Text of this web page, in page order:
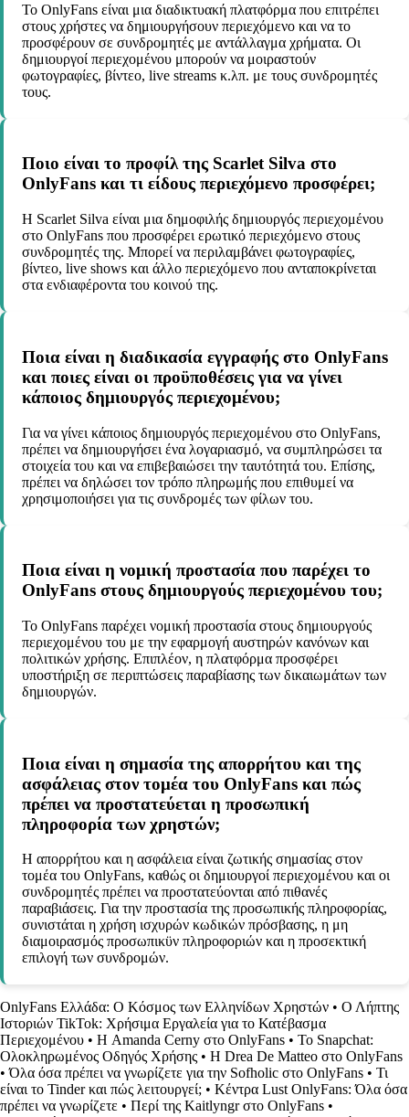
Το OnlyFans είναι μια διαδικτυακή πλατφόρμα που επιτρέπει
στους χρήστες να δημιουργήσουν περιεχόμενο και να το
προσφέρουν σε συνδρομητές με αντάλλαγμα χρήματα. Οι
δημιουργοί περιεχομένου μπορούν να μοιραστούν
φωτογραφίες, βίντεο, live streams κ.λπ. με τους συνδρομητές
τους.
Ποιο είναι το προφίλ της Scarlet Silva στο
OnlyFans και τι είδους περιεχόμενο προσφέρει;
Η Scarlet Silva είναι μια δημοφιλής δημιουργός περιεχομένου
στο OnlyFans που προσφέρει ερωτικό περιεχόμενο στους
συνδρομητές της. Μπορεί να περιλαμβάνει φωτογραφίες,
βίντεο, live shows και άλλο περιεχόμενο που ανταποκρίνεται
στα ενδιαφέροντα του κοινού της.
Ποια είναι η διαδικασία εγγραφής στο OnlyFans
και ποιες είναι οι προϋποθέσεις για να γίνει
κάποιος δημιουργός περιεχομένου;
Για να γίνει κάποιος δημιουργός περιεχομένου στο OnlyFans,
πρέπει να δημιουργήσει ένα λογαριασμό, να συμπληρώσει τα
στοιχεία του και να επιβεβαιώσει την ταυτότητά του. Επίσης,
πρέπει να δηλώσει τον τρόπο πληρωμής που επιθυμεί να
χρησιμοποιήσει για τις συνδρομές των φίλων του.
Ποια είναι η νομική προστασία που παρέχει το
OnlyFans στους δημιουργούς περιεχομένου του;
Το OnlyFans παρέχει νομική προστασία στους δημιουργούς
περιεχομένου του με την εφαρμογή αυστηρών κανόνων και
πολιτικών χρήσης. Επιπλέον, η πλατφόρμα προσφέρει
υποστήριξη σε περιπτώσεις παραβίασης των δικαιωμάτων των
δημιουργών.
Ποια είναι η σημασία της απορρήτου και της
ασφάλειας στον τομέα του OnlyFans και πώς
πρέπει να προστατεύεται η προσωπική
πληροφορία των χρηστών;
Η απορρήτου και η ασφάλεια είναι ζωτικής σημασίας στον
τομέα του OnlyFans, καθώς οι δημιουργοί περιεχομένου και οι
συνδρομητές πρέπει να προστατεύονται από πιθανές
παραβιάσεις. Για την προστασία της προσωπικής πληροφορίας,
συνιστάται η χρήση ισχυρών κωδικών πρόσβασης, η μη
διαμοιρασμός προσωπικϋν πληροφοριών και η προσεκτική
επιλογή των συνδρομών.
OnlyFans Ελλάδα: Ο Κόσμος των Ελληνίδων Χρηστών • Ο Λήπτης
Ιστοριών TikTok: Χρήσιμα Εργαλεία για το Κατέβασμα
Περιεχομένου • Η Amanda Cerny στο OnlyFans • Το Snapchat:
Ολοκληρωμένος Οδηγός Χρήσης • Η Drea De Matteo στο OnlyFans
•Όλα όσα πρέπει να γνωρίζετε για την Sofholic στο OnlyFans • Τι
είναι το Tinder και πώς λειτουργεί; • Κέντρα Lust OnlyFans: Όλα όσα
πρέπει να γνωρίζετε • Περί της Kaitlyngr στο OnlyFans •